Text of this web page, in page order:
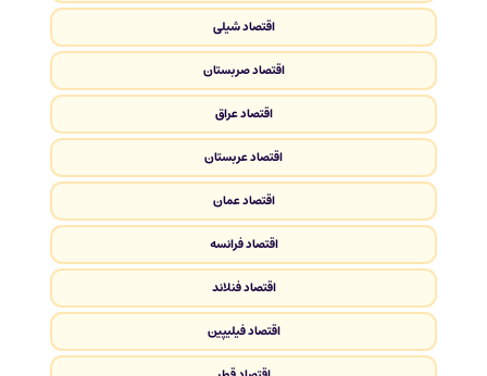
اقتصاد شیلی
اقتصاد صربستان
اقتصاد عراق
اقتصاد عربستان
اقتصاد عمان
اقتصاد فرانسه
اقتصاد فنلاند
اقتصاد فیلیپین